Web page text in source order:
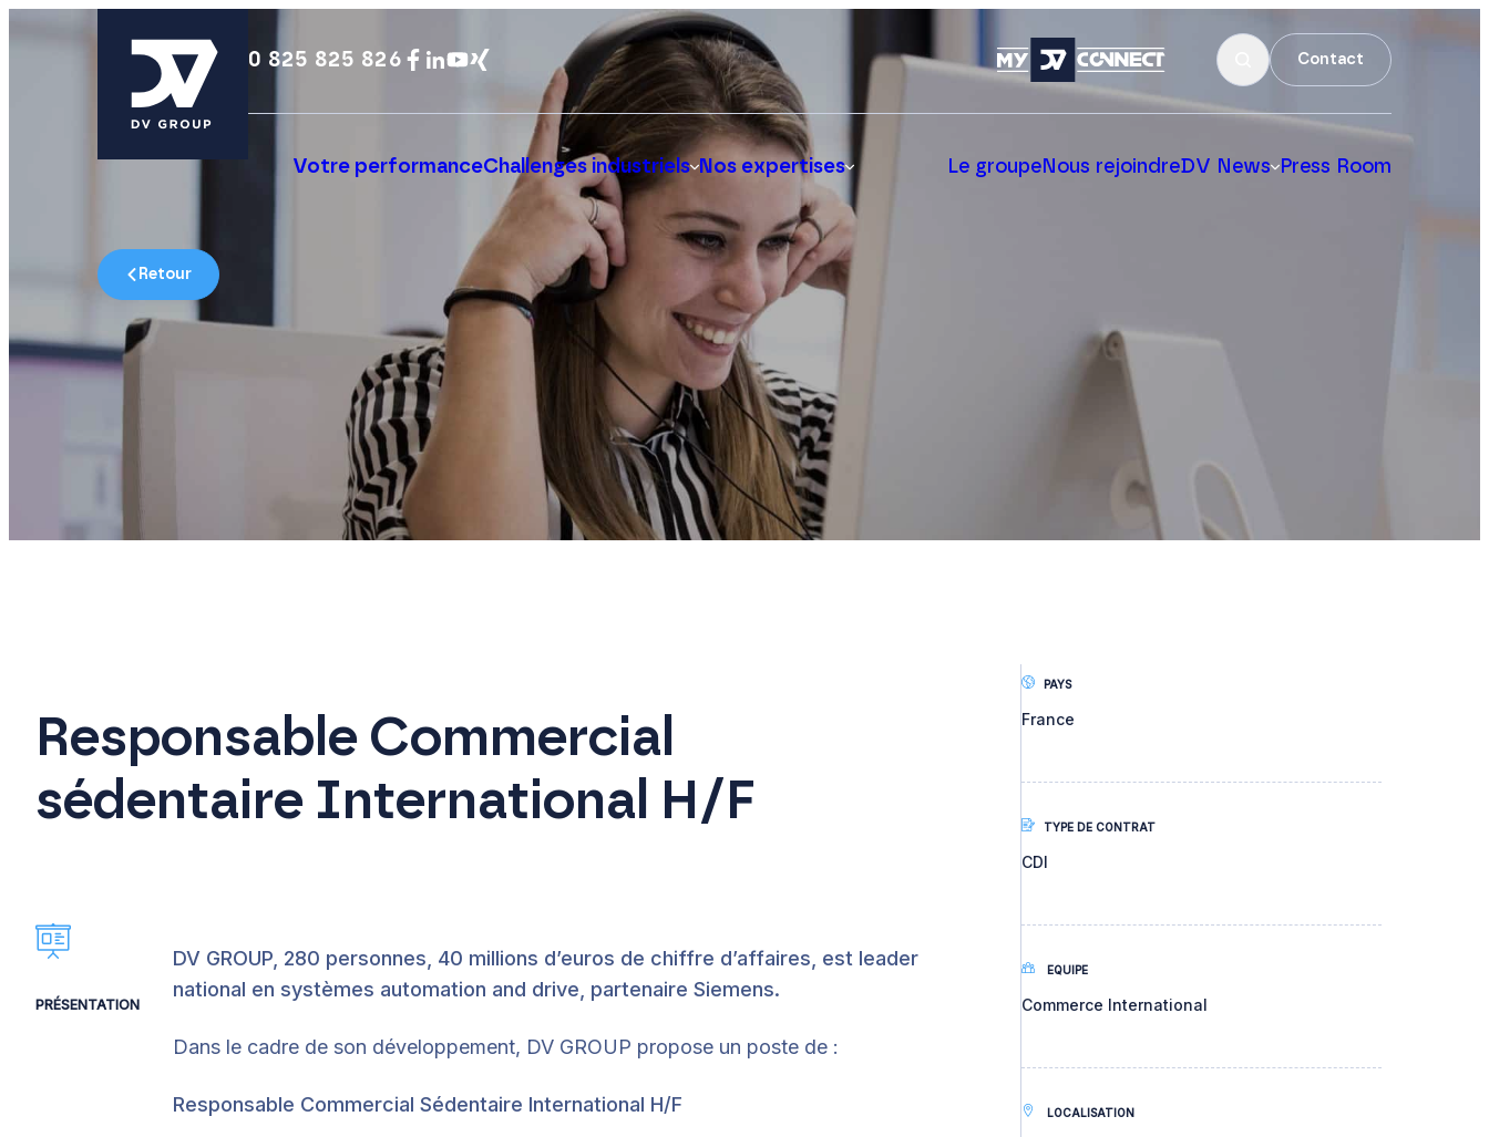
0 825 825 826 Contact
Votre performanceChallenges industriels Nos expertises Le groupe Nous rejoindreDV News Press Room
Retour
PAYS
France
TYPE DE CONTRAT
CDI
EQUIPE
Commerce International
LOCALISATION
Responsable Commercial
sédentaire International H/F
PRÉSENTATION
DV GROUP , 280 personnes, 40 millions d’euros de chiffre d’affaires, est leader
national en systèmes automation and drive, partenaire Siemens.
Dans le cadre de son développement, DV GROUP propose un poste de :
Responsable Commercial Sédentaire International H/F